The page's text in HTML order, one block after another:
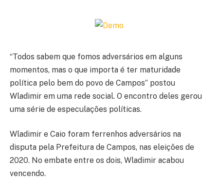
“Todos sabem que fomos adversários em alguns
momentos, mas o que importa é ter maturidade
política pelo bem do povo de Campos” postou
Wladimir em uma rede social. O encontro deles gerou
uma série de especulações políticas.
Wladimir e Caio foram ferrenhos adversários na
disputa pela Prefeitura de Campos, nas eleições de
2020. No embate entre os dois, Wladimir acabou
vencendo.